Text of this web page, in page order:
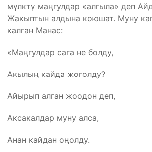
мүлктү маңгулдар «алгыла» деп
Жакыптын алдына коюшат. Муну
калган Манас:
«Маңгулдар сага не болду,
Акылың кайда жоголду?
Айырып алган жоодон деп,
Аксакалдар муну алса,
Анан кайдан оңолду.